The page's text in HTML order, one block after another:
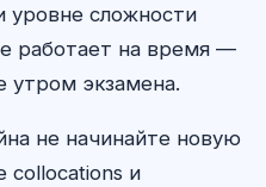
уровне сложности
работает на время —
утром экзамена.
не начинайте новую
collocations и